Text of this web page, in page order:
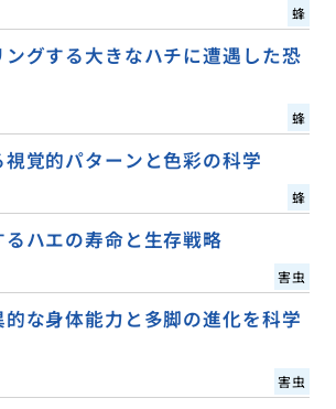
蜂
ングする大きなハチに遭遇した恐
蜂
覚的パターンと色彩の科学
蜂
ハエの寿命と生存戦略
害虫
な身体能力と多脚の進化を科学
害虫